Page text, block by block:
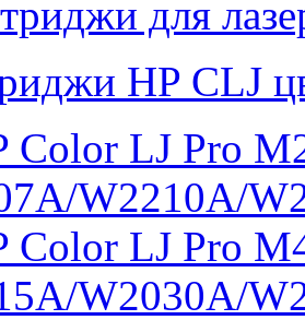
для
HP CLJ
Color LJ Pro
W2210A/
Color LJ Pro
W2030A/